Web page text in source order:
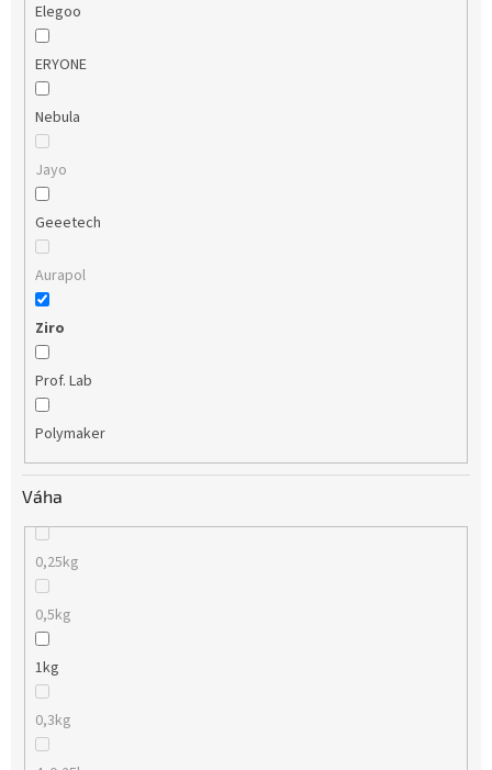
Elegoo
ERYONE
Nebula
Jayo
Geeetech
Aurapol
Ziro
Prof. Lab
Polymaker
Váha
0,25kg
0,5kg
1kg
0,3kg